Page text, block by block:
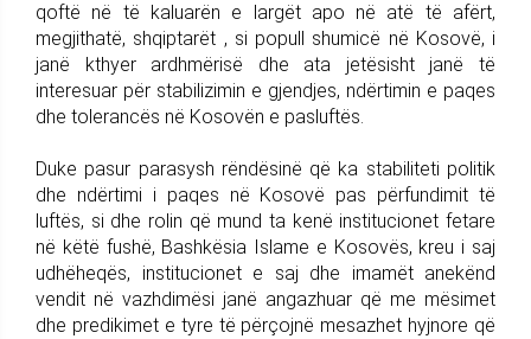
qoftë në të kaluarën e largët apo në atë të afërt,
megjithatë, shqiptarët , si popull shumicë në Kosovë, i
janë kthyer ardhmërisë dhe ata jetësisht janë të
interesuar për stabilizimin e gjendjes, ndërtimin e paqes
dhe tolerancës në Kosovën e pasluftës.
Duke pasur parasysh rëndësinë që ka stabiliteti politik
dhe ndërtimi i paqes në Kosovë pas përfundimit të
luftës, si dhe rolin që mund ta kenë institucionet fetare
në këtë fushë, Bashkësia Islame e Kosovës, kreu i saj
udhëheqës, institucionet e saj dhe imamët anekënd
vendit në vazhdimësi janë angazhuar që me mësimet
dhe predikimet e tyre të përçojnë mesazhet hyjnore që